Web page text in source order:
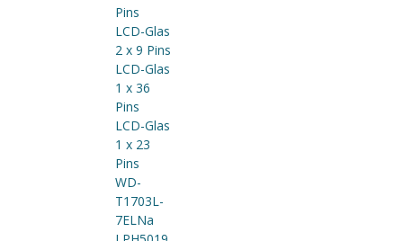
Pins
LCD-Glas
2 x 9 Pins
LCD-Glas
1 x 36
Pins
LCD-Glas
1 x 23
Pins
WD-
T1703L-
7ELNa